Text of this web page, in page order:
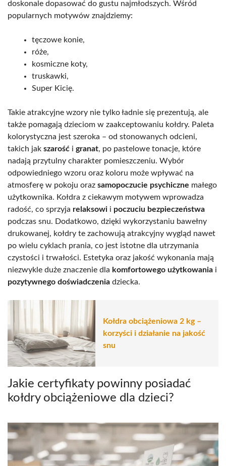
doskonale dopasować do gustu najmłodszych. Wśród
popularnych motywów znajdziemy:
tęczowe konie,
róże,
kosmiczne koty,
truskawki,
Super Kicię.
Takie atrakcyjne wzory nie tylko ładnie się prezentują, ale
także pomagają dzieciom w zaakceptowaniu kołdry. Paleta
kolorystyczna jest szeroka – od stonowanych odcieni,
takich jak szarość i granat, po pastelowe tonacje, które
nadają przytulny charakter pomieszczeniu. Wybór
odpowiedniego wzoru oraz koloru może wpływać na
atmosferę w pokoju oraz samopoczucie psychiczne małego
użytkownika. Kołdra z ciekawym motywem wprowadza
radość, co sprzyja relaksowi i poczuciu bezpieczeństwa
podczas snu. Dodatkowo, dzięki wykorzystaniu bawełny
drukowanej, kołdry te zachowują atrakcyjny wygląd nawet
po wielu cyklach prania, co jest istotne dla utrzymania
czystości i trwałości. Estetyka oraz jakość wykonania mają
niezwykle duże znaczenie dla komfortowego użytkowania i
pozytywnego doświadczenia dziecka.
Kołdra obciążeniowa 2 kg –
korzyści i działanie na jakość
snu
Jakie certyfikaty powinny posiadać
kołdry obciążeniowe dla dzieci?